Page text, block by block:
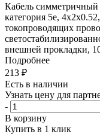
Кабель симметричный
категория 5е,
токопроводящих
внешней прокладки,
Подробнее
213 ₽
Есть в наличии
Узнать цену для
-
В корзину
Купить в 1 клик